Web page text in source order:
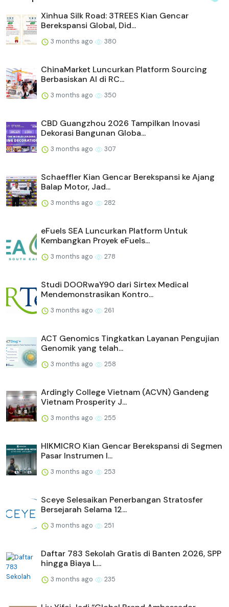
Xinhua Silk Road: 3TREES Kian Gencar
Berekspansi Global, Did...
3 months ago 380
ChinaMarket Luncurkan Platform Sourcing
Berbasiskan AI di RC...
3 months ago 350
CBD Guangzhou 2026 Tampilkan Inovasi
Dekorasi Bangunan Globa...
3 months ago 307
Schaeffler Kian Gencar Berekspansi ke Ajang
Balap Motor, Jad...
3 months ago 282
eFuels SEA Luncurkan Platform Untuk
Kembangkan Proyek eFuels...
3 months ago 278
Studi DOORwaY90 dari Sirtex Medical
Mendemonstrasikan Kontro...
3 months ago 261
ACT Genomics Tingkatkan Layanan Pengujian
Genomik yang telah...
3 months ago 258
Ardingly College Vietnam (ACVN) Gandeng
Vietnam Prosperity J...
3 months ago 255
HIKMICRO Kian Gencar Berekspansi di Segmen
Pasar Instrumen I...
3 months ago 253
Sceye Selesaikan Penerbangan Stratosfer
Bersejarah Selama 12...
3 months ago 251
Daftar 783 Sekolah Gratis di Banten 2026, SPP
hingga Biaya L...
3 months ago 235